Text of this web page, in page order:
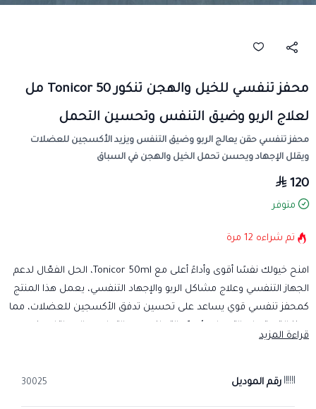
محفز تنفسي للخيل والهجن تنكور Tonicor 50 مل
لعلاج الربو وضيق التنفس وتحسين التحمل
محفز تنفسي حقن يعالج الربو وضيق التنفس ويزيد الأكسجين للعضلات
ويقلل الإجهاد ويحسن تحمل الخيل والهجن في السباق
120
متوفر
تم شراءه 12 مرة
امنح خيولك نفسًا أقوى وأداءً أعلى مع Tonicor 50ml، الحل الفعّال لدعم
الجهاز التنفسي وعلاج مشاكل الربو والإجهاد التنفسي، يعمل هذا المنتج
كمحفز تنفسي قوي يساعد على تحسين تدفق الأكسجين للعضلات، مما
متى يحتاج خيلك إلى Tonicor؟
قراءة المزيد
رقم الموديل 30025